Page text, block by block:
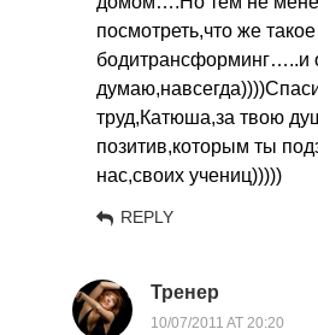
посмотреть,что же такое
бодитрансформинг…..и
труд,Катюша,за твою
позитив,которым ты
нас,своих учениц)))))
REPLY
Тренер
10/07/2011 AT 20:20